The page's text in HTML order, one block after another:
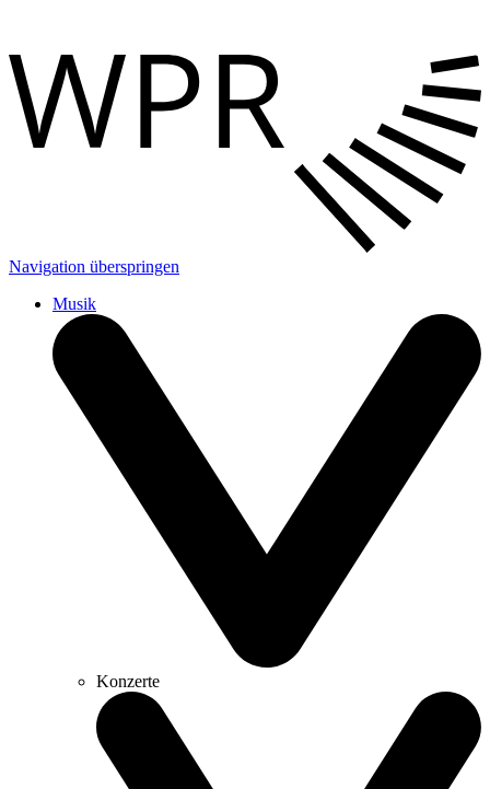
Navigation überspringen
Musik
Konzerte